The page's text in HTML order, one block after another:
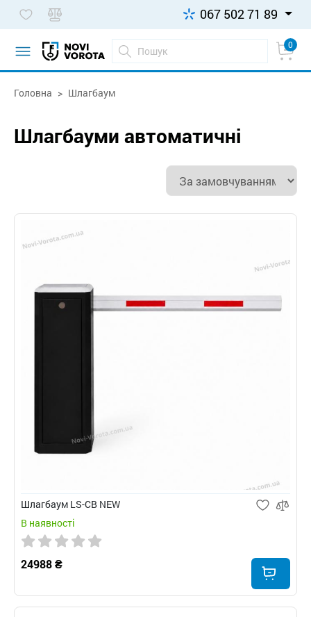
067 502 71 89
0
Головна Шлагбаум
Шлагбауми автоматичні
Шлагбаум LS-CB NEW
В наявності
24988 ₴